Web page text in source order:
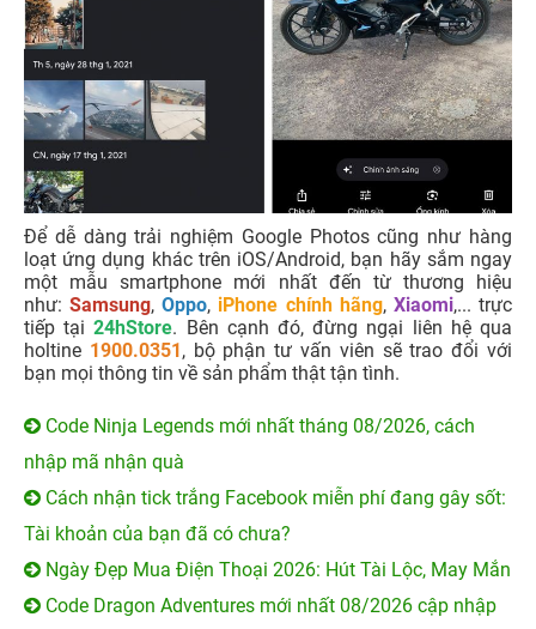
Để dễ dàng trải nghiệm Google Photos cũng như hàng
loạt ứng dụng khác trên iOS/Android, bạn hãy sắm ngay
một mẫu smartphone mới nhất đến từ thương hiệu
như:Samsung,Oppo, iPhone chính hãng, Xiaomi,... trực
tiếp tại24hStore. Bên cạnh đó, đừng ngại liên hệ qua
holtine 1900.0351 , bộ phận tư vấn viên sẽ trao đổi với
bạn mọi thông tin về sản phẩm thật tận tình.
Code Ninja Legends mới nhất tháng 08/2026, cách
nhập mã nhận quà
Cách nhận tick trắng Facebook miễn phí đang gây sốt:
Tài khoản của bạn đã có chưa?
Ngày Đẹp Mua Điện Thoại 2026: Hút Tài Lộc, May Mắn
Code Dragon Adventures mới nhất 08/2026 cập nhập